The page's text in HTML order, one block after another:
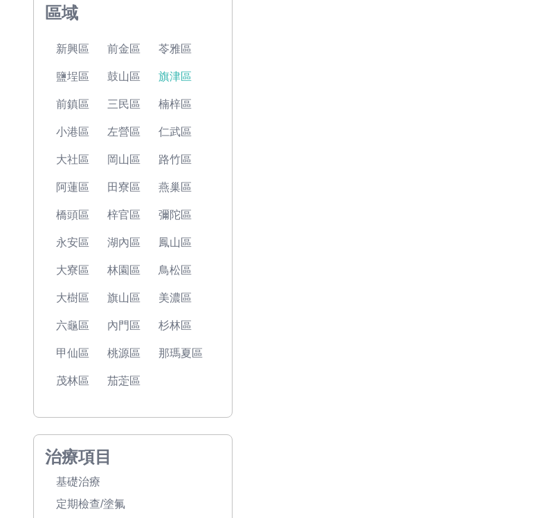
區域
新興區 前金區 苓雅區
鹽埕區 鼓山區 旗津區
前鎮區 三民區 楠梓區
小港區 左營區 仁武區
大社區 岡山區 路竹區
阿蓮區 田寮區 燕巢區
橋頭區 梓官區 彌陀區
永安區 湖內區 鳳山區
大寮區 林園區 鳥松區
大樹區 旗山區 美濃區
六龜區 內門區 杉林區
甲仙區 桃源區 那瑪夏區
茂林區 茄萣區
治療項目
基礎治療
定期檢查/塗氟